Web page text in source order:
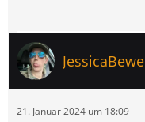
JessicaBewe
21. Januar 2024 um 18:09